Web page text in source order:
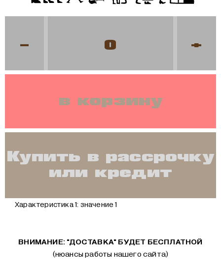
- +
в корзину
Купить в рассрочку
или кредит
Характеристика 1: значение 1
ВНИМАНИЕ: "ДОСТАВКА" БУДЕТ БЕСПЛАТНОЙ
(нюансы работы нашего сайта)